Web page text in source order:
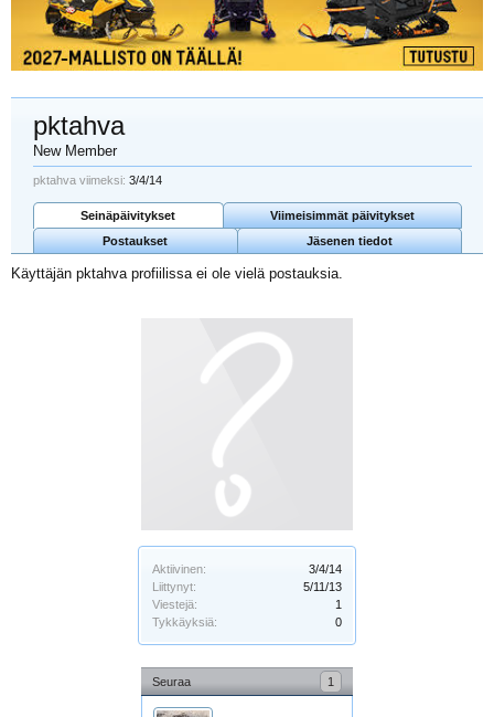
Aktiivinen:
3/4/14
Liittynyt:
5/11/13
Viestejä:
1
Tykkäyksiä:
0
Seuraa 1
pktahva
New Member
pktahva viimeksi: 3/4/14
Seinäpäivitykset
Viimeisimmät päivitykset
Postaukset
Jäsenen tiedot
Käyttäjän pktahva profiilissa ei ole vielä postauksia.